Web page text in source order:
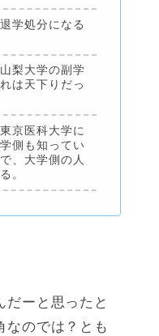
学処分になる
梨大学の副学
は天下りだっ
京医科大学に
側も知ってい
、大学側の人
。
だーと思ったと
なのでは？とも